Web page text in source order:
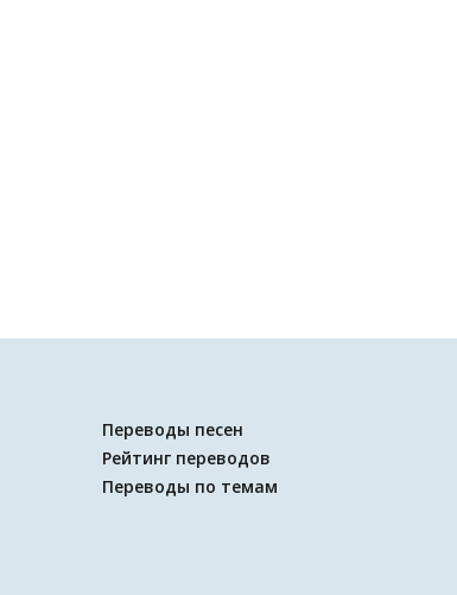
Переводы песен
Рейтинг переводов
Переводы по темам